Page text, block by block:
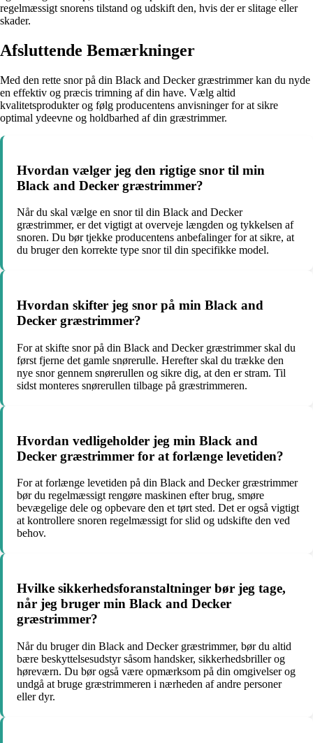
regelmæssigt snorens tilstand og udskift den, hvis der er slitage eller
skader.
Afsluttende Bemærkninger
Med den rette snor på din Black and Decker græstrimmer kan du nyde
en effektiv og præcis trimning af din have. Vælg altid
kvalitetsprodukter og følg producentens anvisninger for at sikre
optimal ydeevne og holdbarhed af din græstrimmer.
Hvordan vælger jeg den rigtige snor til min
Black and Decker græstrimmer?
Når du skal vælge en snor til din Black and Decker
græstrimmer, er det vigtigt at overveje længden og tykkelsen af
snoren. Du bør tjekke producentens anbefalinger for at sikre, at
du bruger den korrekte type snor til din specifikke model.
Hvordan skifter jeg snor på min Black and
Decker græstrimmer?
For at skifte snor på din Black and Decker græstrimmer skal du
først fjerne det gamle snørerulle. Herefter skal du trække den
nye snor gennem snørerullen og sikre dig, at den er stram. Til
sidst monteres snørerullen tilbage på græstrimmeren.
Hvordan vedligeholder jeg min Black and
Decker græstrimmer for at forlænge levetiden?
For at forlænge levetiden på din Black and Decker græstrimmer
bør du regelmæssigt rengøre maskinen efter brug, smøre
bevægelige dele og opbevare den et tørt sted. Det er også vigtigt
at kontrollere snoren regelmæssigt for slid og udskifte den ved
behov.
Hvilke sikkerhedsforanstaltninger bør jeg tage,
når jeg bruger min Black and Decker
græstrimmer?
Når du bruger din Black and Decker græstrimmer, bør du altid
bære beskyttelsesudstyr såsom handsker, sikkerhedsbriller og
høreværn. Du bør også være opmærksom på din omgivelser og
undgå at bruge græstrimmeren i nærheden af andre personer
eller dyr.